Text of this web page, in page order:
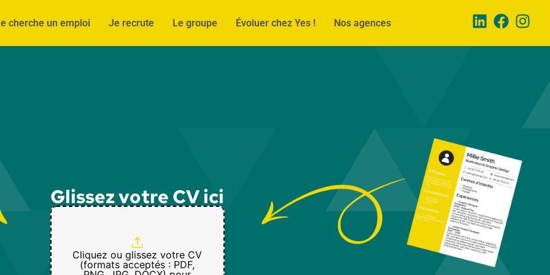
cherche un emploi Je recrute Le groupe Évoluer chez Yes ! Nos agences
Glissez votre CV ici
Cliquez ou glissez votre CV
(formats acceptés : PDF,